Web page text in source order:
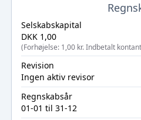
Selskabskapital
DKK 1,00
(Forhøjelse: 1,00 kr. Indbetalt
Revision
Ingen aktiv revisor
Regnskabsår
01-01 til 31-12